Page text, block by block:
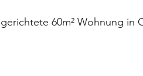
60m² Wohnung in